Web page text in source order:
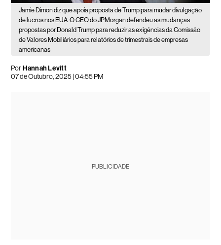
Jamie Dimon diz que apoia proposta de Trump para mudar divulgação
de lucros nos EUA O CEO do JPMorgan defendeu as mudanças
propostas por Donald Trump para reduzir as exigências da Comissão
de Valores Mobiliários para relatórios de trimestrais de empresas
americanas
PorHannah Levitt
07 de Outubro, 2025 | 04:55 PM
PUBLICIDADE